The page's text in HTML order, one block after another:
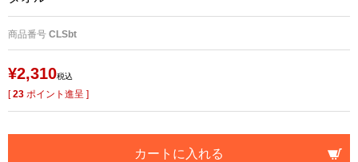
商品番号 CLSbt
¥2,310税込
[23 ポイント進呈 ]
カートに入れる